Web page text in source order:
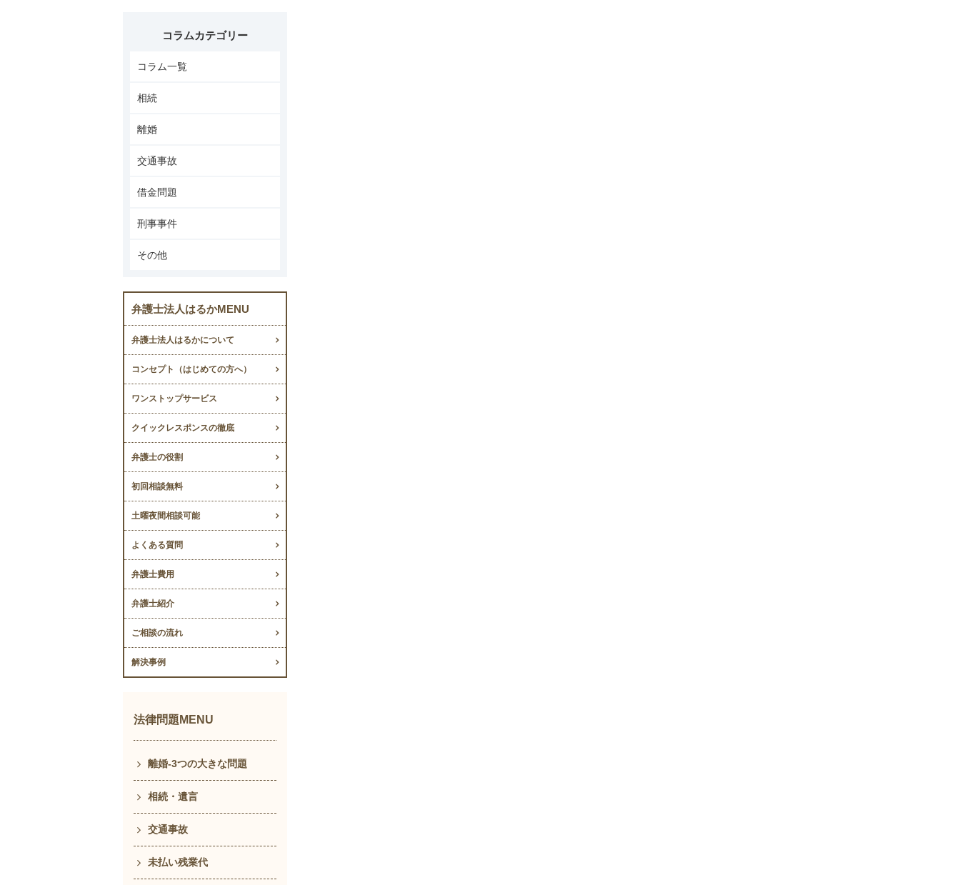
コラムカテゴリー
コラム一覧
相続
離婚
交通事故
借金問題
刑事事件
その他
弁護士法人はるかMENU
弁護士法人はるかについて
コンセプト（はじめての方へ）
ワンストップサービス
クイックレスポンスの徹底
弁護士の役割
初回相談無料
土曜夜間相談可能
よくある質問
弁護士費用
弁護士紹介
ご相談の流れ
解決事例
法律問題MENU
離婚-3つの大きな問題
相続・遺言
交通事故
未払い残業代